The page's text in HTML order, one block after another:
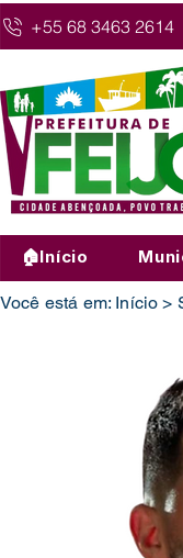
+55 68 3463 2614
🏠Início
Você está em: Início >